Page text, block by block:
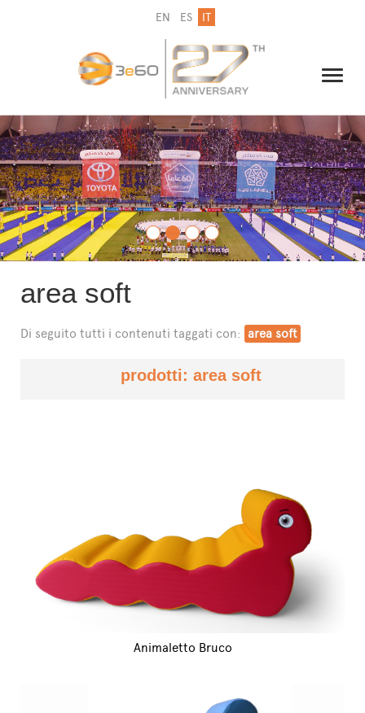
EN ES IT
IL GRUPPO
NEWSLETTER
CONTATTI
area soft
Di seguito tutti i contenuti taggati con: area soft
prodotti: area soft
Animaletto Bruco